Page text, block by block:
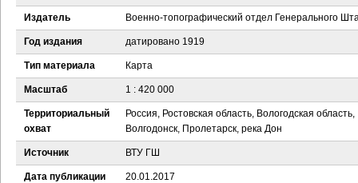
ы
д
е
с
ь
Издатель Военно-топографический отдел Генерального
Год издания датировано 1919
Тип материала Карта
Масштаб 1 : 420 000
Территориальный
охват
Россия, Ростовская область, Вологодская область,
Волгодонск, Пролетарск, река Дон
Источник ВТУ ГШ
Дата публикации 20.01.2017